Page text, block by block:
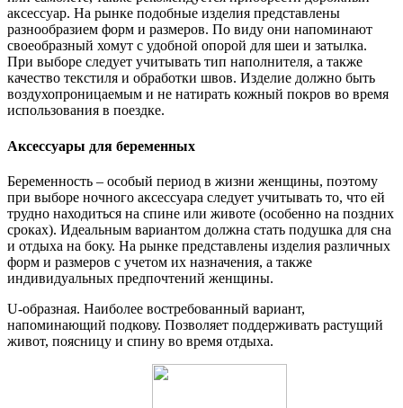
аксессуар. На рынке подобные изделия представлены
разнообразием форм и размеров. По виду они напоминают
своеобразный хомут с удобной опорой для шеи и затылка.
При выборе следует учитывать тип наполнителя, а также
качество текстиля и обработки швов. Изделие должно быть
воздухопроницаемым и не натирать кожный покров во время
использования в поездке.
Аксессуары для беременных
Беременность – особый период в жизни женщины, поэтому
при выборе ночного аксессуара следует учитывать то, что ей
трудно находиться на спине или животе (особенно на поздних
сроках). Идеальным вариантом должна стать подушка для сна
и отдыха на боку. На рынке представлены изделия различных
форм и размеров с учетом их назначения, а также
индивидуальных предпочтений женщины.
U-образная. Наиболее востребованный вариант,
напоминающий подкову. Позволяет поддерживать растущий
живот, поясницу и спину во время отдыха.